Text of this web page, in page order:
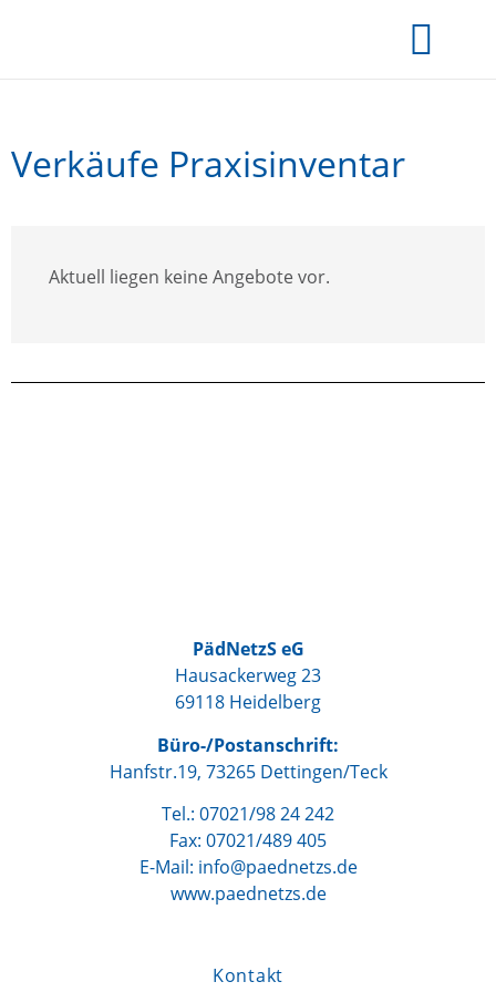
Verkäufe Praxisinventar
Aktuell liegen keine Angebote vor.
PädNetzS eG
Hausackerweg 23
69118 Heidelberg
Büro-/Postanschrift:
Hanfstr.19, 73265 Dettingen/Teck
Tel.: 07021/98 24 242
Fax: 07021/489 405
E-Mail: info@paednetzs.de
www.paednetzs.de
Kontakt